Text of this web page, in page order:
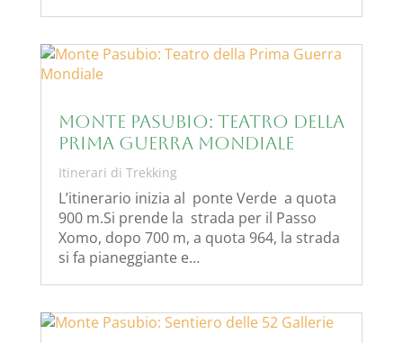
Monte Pasubio: Teatro della
Prima Guerra Mondiale
Itinerari di Trekking
L’itinerario inizia al ponte Verde a quota
900 m.Si prende la strada per il Passo
Xomo, dopo 700 m, a quota 964, la strada
si fa pianeggiante e…